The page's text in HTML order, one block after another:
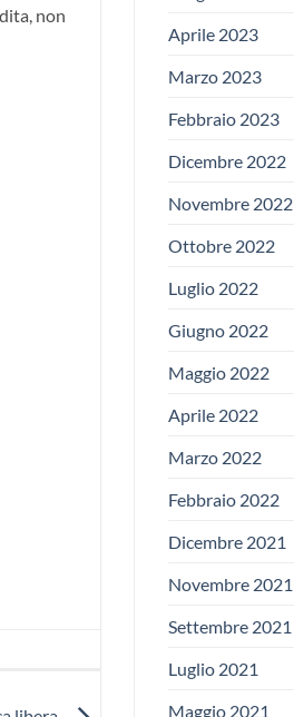
non
Aprile 2023
Marzo 2023
Febbraio 2023
Dicembre 2022
Novembre 2022
Ottobre 2022
Luglio 2022
Giugno 2022
Maggio 2022
Aprile 2022
Marzo 2022
Febbraio 2022
Dicembre 2021
Novembre 2021
Settembre 2021
Luglio 2021
Maggio 2021